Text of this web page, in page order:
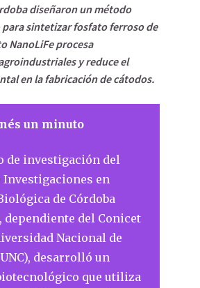
diseñaron un método
sintetizar fosfato ferroso de
NanoLiFe procesa
y reduce el
en la fabricación de cátodos.
un minuto
de investigación del
Investigaciones en
de Córdoba
dependiente del Conicet
Nacional de
desarrolló un
que utiliza